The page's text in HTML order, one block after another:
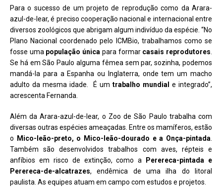
Para o sucesso de um projeto de reprodução como da Arara-
azul-de-lear, é preciso cooperação nacional e internacional entre
diversos zoológicos que abrigam algum indivíduo da espécie. “No
Plano Nacional coordenado pelo ICMBio, trabalhamos como se
fosse uma população única para formar casais reprodutores.
Se há em São Paulo alguma fêmea sem par, sozinha, podemos
mandá-la para a Espanha ou Inglaterra, onde tem um macho
adulto da mesma idade. É um trabalho mundial e integrado”,
acrescenta Fernanda.
Além da Arara-azul-de-lear, o Zoo de São Paulo trabalha com
diversas outras espécies ameaçadas. Entre os mamíferos, estão
o
Mico-leão-preto, o Mico-leão-dourado e a Onça-pintada.
Também são desenvolvidos trabalhos com aves, répteis e
anfíbios em risco de extinção, como a
Perereca-pintada e
Perereca-de-alcatrazes, endêmica de uma ilha do litoral
paulista. As equipes atuam em campo com estudos e projetos.